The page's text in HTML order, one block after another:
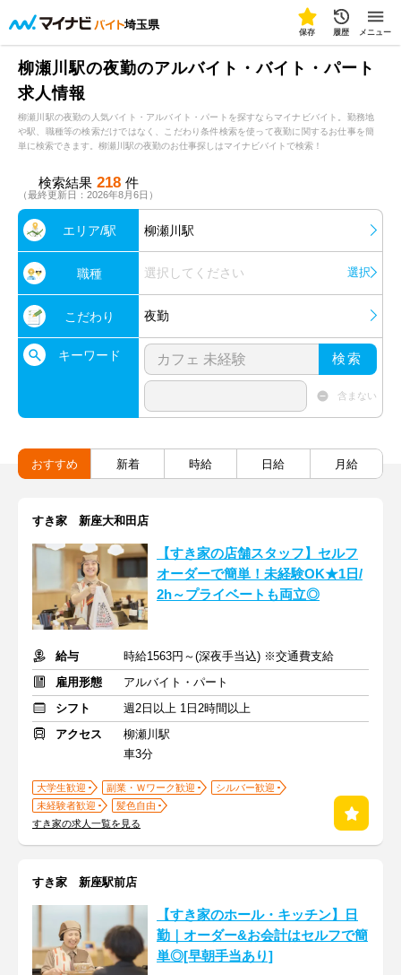
埼玉県
保存 履歴 メニュー
柳瀬川駅の夜勤のアルバイト・バイト・パート
求人情報
柳瀬川駅の夜勤の人気バイト・アルバイト・パートを探すならマイナビバイト。勤務地
や駅、職種等の検索だけではなく、こだわり条件検索を使って夜勤に関するお仕事を簡
単に検索できます。柳瀬川駅の夜勤のお仕事探しはマイナビバイトで検索！
検索結果 218 件
（最終更新日：2026年8月6日）
エリア/駅 柳瀬川駅
職種 選択してください 選択
こだわり 夜勤
キーワード 検索
含まない
おすすめ 新着 時給 日給 月給
すき家 新座大和田店
【すき家の店舗スタッフ】セルフ
オーダーで簡単！未経験OK★1日/
2h～プライベートも両立◎
給与
時給1563円～(深夜手当込) ※交通費支給
雇用形態
アルバイト・パート
シフト
週2日以上 1日2時間以上
アクセス
柳瀬川駅
車3分
大学生歓迎 副業・Ｗワーク歓迎
シルバー歓迎
未経験者歓迎
髪色自由
すき家の求人一覧を見る
すき家 新座駅前店
【すき家のホール・キッチン】日
勤｜オーダー&お会計はセルフで簡
単◎[早朝手当あり]